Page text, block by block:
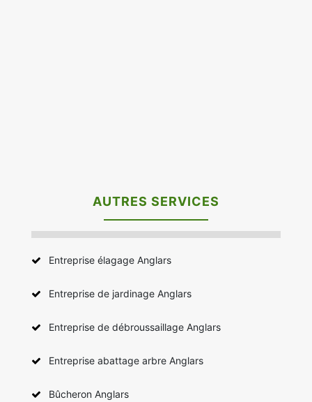
AUTRES SERVICES
Entreprise élagage Anglars
Entreprise de jardinage Anglars
Entreprise de débroussaillage Anglars
Entreprise abattage arbre Anglars
Bûcheron Anglars